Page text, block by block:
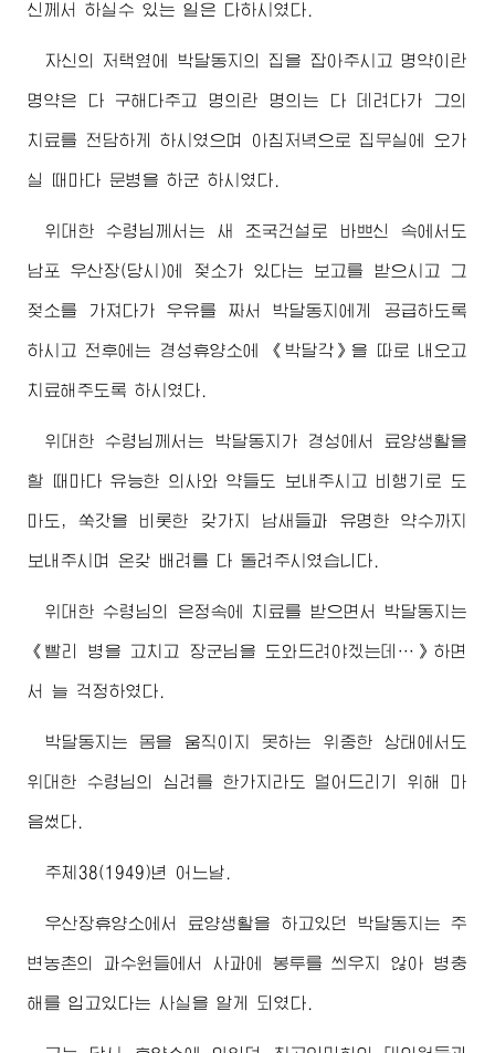
신께서 하실수 있는 일은 다하시였다.
자신의 저택옆에 박달동지의 집을 잡아주시고 명약이란
명약은 다 구해다주고 명의란 명의는 다 데려다가 그의
치료를 전담하게 하시였으며 아침저녁으로 집무실에 오가
실 때마다 문병을 하군 하시였다.
위대한 수령님께서는 새 조국건설로 바쁘신 속에서도
남포 우산장(당시)에 젖소가 있다는 보고를 받으시고 그
젖소를 가져다가 우유를 짜서 박달동지에게 공급하도록
하시고 전후에는 경성휴양소에 《박달각》을 따로 내오고
치료해주도록 하시였다.
위대한 수령님께서는 박달동지가 경성에서 료양생활을
할 때마다 유능한 의사와 약들도 보내주시고 비행기로 도
마도, 쑥갓을 비롯한 갖가지 남새들과 유명한 약수까지
보내주시며 온갖 배려를 다 돌려주시였습니다.
위대한 수령님의 은정속에 치료를 받으면서 박달동지는
《빨리 병을 고치고 장군님 을 도와드려야겠는데…》하면
서 늘 걱정하였다.
박달동지는 몸을 움직이지 못하는 위중한 상태에서도
위대한 수령님 의 심려를 한가지라도 덜어드리기 위해 마
음썼다.
주체38(1949)년 어느날.
우산장휴양소에서 료양생활을 하고있던 박달동지는 주
변농촌의 과수원들에서 사과에 봉투를 씌우지 않아 병충
해를 입고있다는 사실을 알게 되였다.